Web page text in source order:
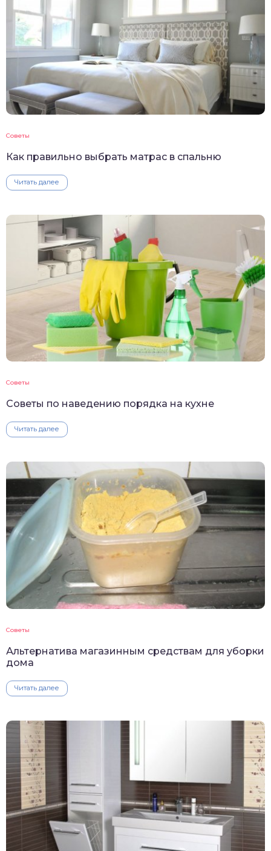
Советы
Как правильно выбрать матрас в спальню
Читать далее
Советы
Советы по наведению порядка на кухне
Читать далее
Советы
Альтернатива магазинным средствам для уборки
дома
Читать далее